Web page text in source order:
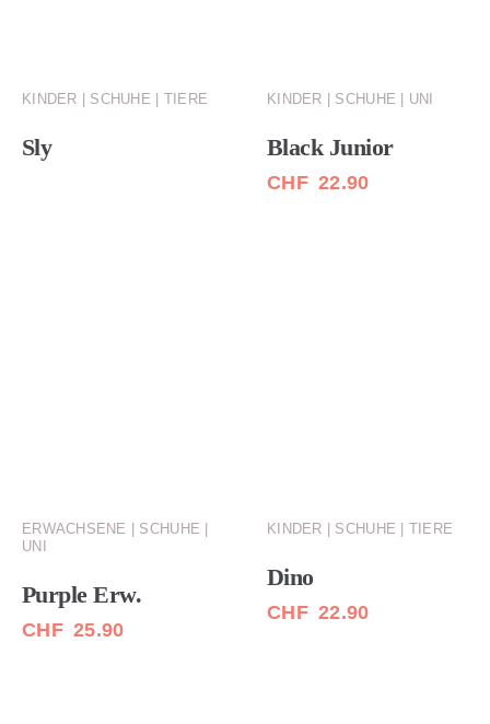
KINDER | SCHUHE | TIERE
Sly
KINDER | SCHUHE | UNI
Black Junior
CHF 22.90
ERWACHSENE | SCHUHE |
UNI
Purple Erw.
CHF 25.90
KINDER | SCHUHE | TIERE
Dino
CHF 22.90